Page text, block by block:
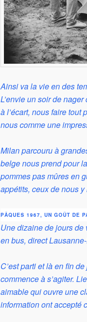
Ainsi va la vie en des
L’envie un soir de
à l’écart, nous faire
nous comme une
Milan parcouru à
belge nous prend pour
pommes pas mûres en
appétits, ceux de nous
PÂQUES 1967, UN GOÛT DE
Une dizaine de jours de
en bus, direct
C’est parti et là en fin
commence à s’agiter.
aimable qui ouvre une
information ont accepté